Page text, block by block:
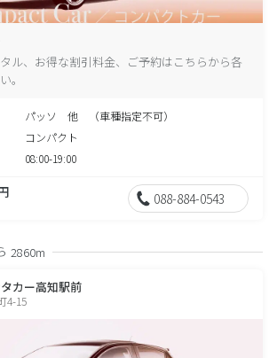
ル、お得な割引料金、ご予約はこちらから各
。
パッソ 他 （車種指定不可）
コンパクト
08:00-19:00
088-884-0543
2860m
カー高知駅前
4-15